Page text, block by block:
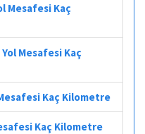
Mesafesi Kaç
Mesafesi Kaç
Kaç Kilometre
Kaç Kilometre